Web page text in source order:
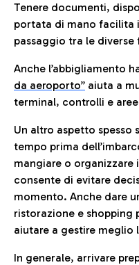
Tenere documenti,
portata di mano facilita
passaggio tra le diverse
Anche l’abbigliamento
da aeroporto” aiuta a
terminal, controlli e
Un altro aspetto
tempo prima
mangiare o
consente di evitare
momento. Anche dare
ristorazione e shopping
aiutare a gestire meglio
In generale, arrivare